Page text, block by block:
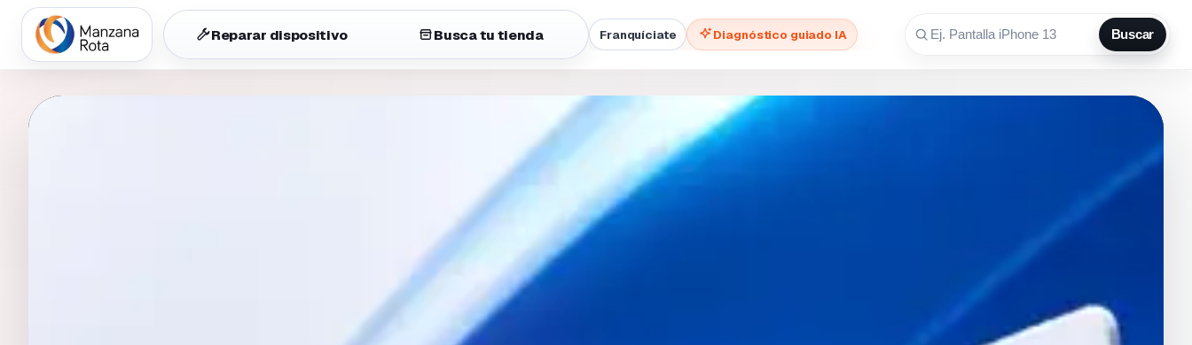
Reparar dispositivo Busca tu tienda Franquíciate Diagnóstico guiado IA Buscar